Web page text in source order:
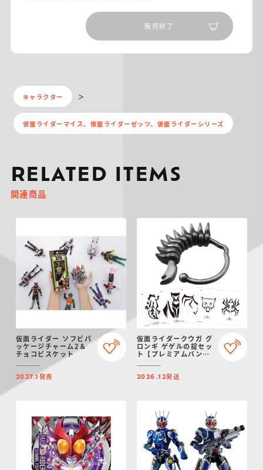
販売終了
キャラクター
仮面ライダーマイス、仮面ライダーゼッツ、仮面ライダーシリーズ
RELATED ITEMS
関連商品
仮面ライダー ソフビパ
ッケージチャーム2＆
チョコビスケット
2027.1 発売
仮面ライダークウガ グ
ロンギ ゲゲルの掟セッ
ト【プレミアムバンダ
ル）
2026.12発送